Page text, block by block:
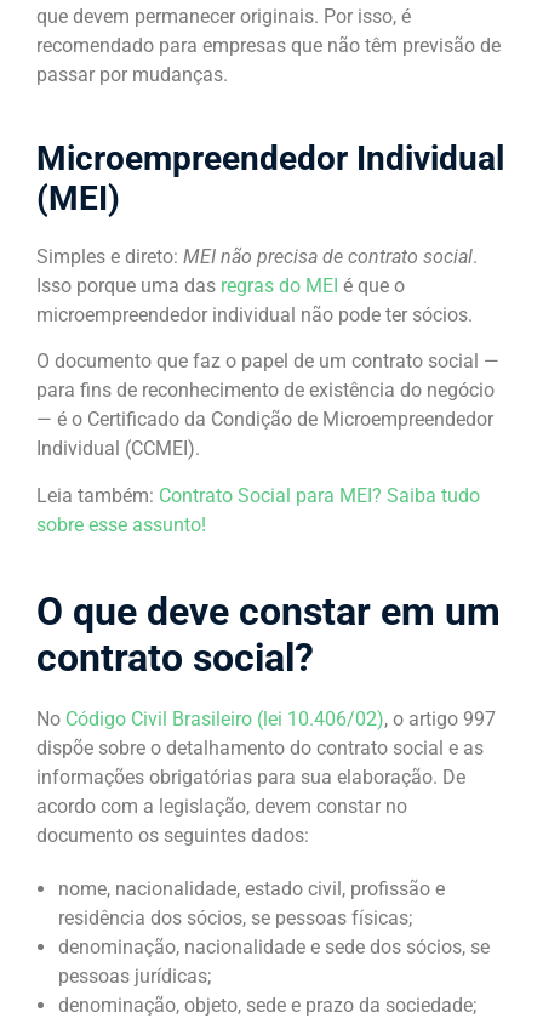
que devem permanecer originais. Por isso, é
recomendado para empresas que não têm previsão de
passar por mudanças.
Microempreendedor Individual
(MEI)
Simples e direto: MEI não precisa de contrato social.
Isso porque uma das regras do MEI é que o
microempreendedor individual não pode ter sócios.
O documento que faz o papel de um contrato social —
para fins de reconhecimento de existência do negócio
— é o Certificado da Condição de Microempreendedor
Individual (CCMEI).
Leia também: Contrato Social para MEI? Saiba tudo
sobre esse assunto!
O que deve constar em um
contrato social?
No Código Civil Brasileiro (lei 10.406/02), o artigo 997
dispõe sobre o detalhamento do contrato social e as
informações obrigatórias para sua elaboração. De
acordo com a legislação, devem constar no
documento os seguintes dados:
nome, nacionalidade, estado civil, profissão e
residência dos sócios, se pessoas físicas;
denominação, nacionalidade e sede dos sócios, se
pessoas jurídicas;
denominação, objeto, sede e prazo da sociedade;